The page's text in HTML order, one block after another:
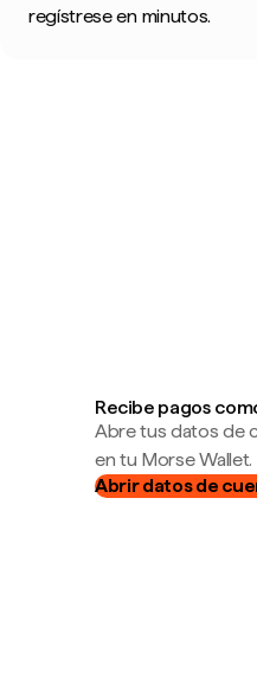
regístrese en minutos.
Recibe pagos
Abre tus datos de
en tu Morse Wallet.
Abrir datos de